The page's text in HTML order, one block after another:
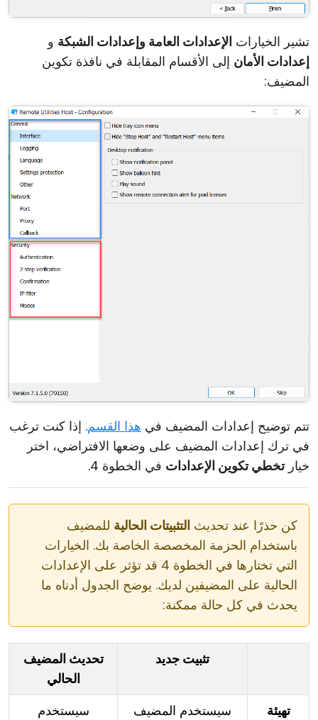
تشير الخيارات الإعدادات العامة وإعدادات الشبكة و
إعدادات الأمان إلى الأقسام المقابلة في نافذة تكوين
المضيف:
تتم توضيح إعدادات المضيف في هذا القسم. إذا كنت ترغب
في ترك إعدادات المضيف على وضعها الافتراضي، اختر
خيارتخطي تكوين الإعدادات في الخطوة 4.
كن حذرًا عند تحديث التثبيتات الحالية للمضيف
باستخدام الحزمة المخصصة الخاصة بك. الخيارات
التي تختارها في الخطوة 4 قد تؤثر على الإعدادات
الحالية على المضيفين لديك. يوضح الجدول أدناه ما
يحدث في كل حالة ممكنة:
تثبيت جديد
تحديث المضيف
الحالي
تهيئة
سيستخدم المضيف
سيستخدم